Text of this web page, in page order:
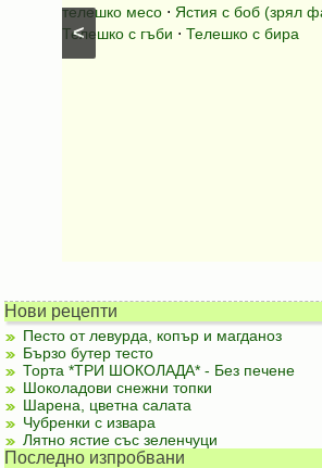
<
телешко месо ⋅ Ястия с боб (зрял
Телешко с гъби ⋅ Телешко с бира
Нови рецепти
Песто от левурда, копър и магданоз
Бързо бутер тесто
Торта *ТРИ ШОКОЛАДА* - Без печене
Шоколадови снежни топки
Шарена, цветна салата
Чубренки с извара
Лятно ястие със зеленчуци
Последно изпробвани